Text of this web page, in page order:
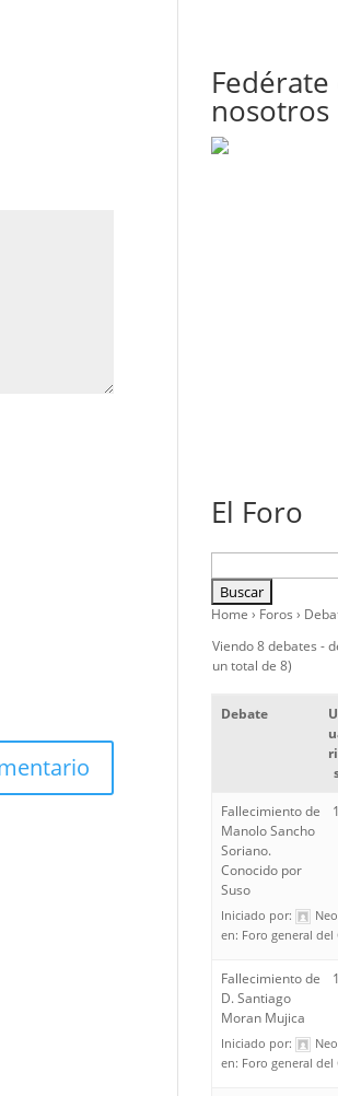
Fedérate
nosotros
El Foro
Home › Foros ›
Viendo 8 debates -
un total de 8)
Debate
Fallecimiento de
Manolo Sancho
Soriano.
Conocido por
Suso
Iniciado por:
en: Foro general del
1
Fallecimiento de
D. Santiago
Moran Mujica
Iniciado por:
en: Foro general del
1